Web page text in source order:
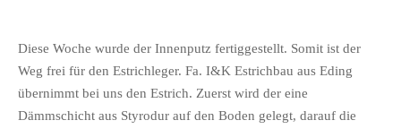
Diese Woche wurde der Innenputz fertiggestellt. Somit ist der
Weg frei für den Estrichleger. Fa. I&K Estrichbau aus Eding
übernimmt bei uns den Estrich. Zuerst wird der eine
Dämmschicht aus Styrodur auf den Boden gelegt, darauf die